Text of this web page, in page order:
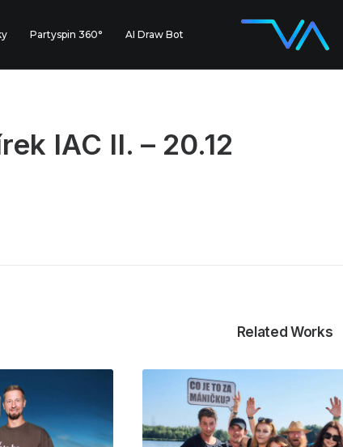
Partyspin 360° AI Draw Bot
IAC II. – 20.12
Related Works